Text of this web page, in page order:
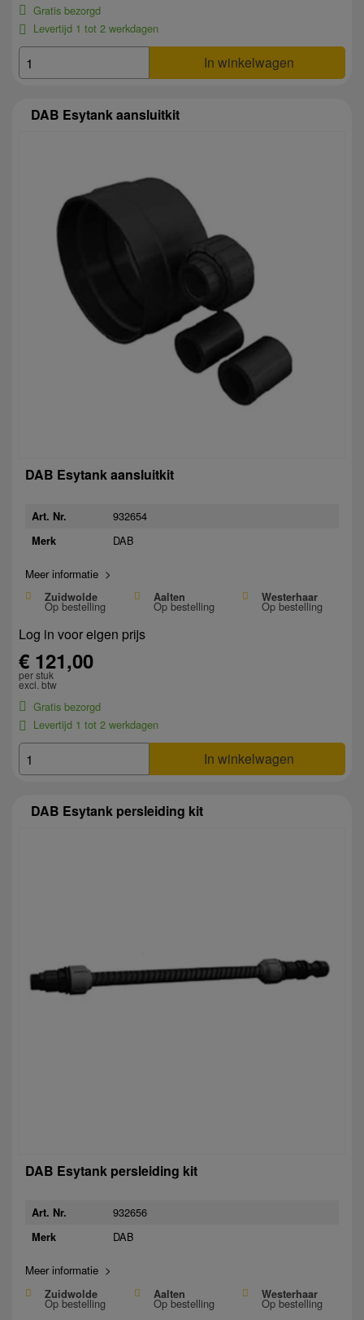
Gratis bezorgd
Levertijd 1 tot 2 werkdagen
In winkelwagen
DAB Esytank aansluitkit
DAB Esytank aansluitkit
Art. Nr. 932654
Merk DAB
Meer informatie >
Zuidwolde
Op bestelling
Aalten
Op bestelling
Westerhaar
Op bestelling
Log in voor eigen prijs
€ 121,00
per stuk
excl. btw
Gratis bezorgd
Levertijd 1 tot 2 werkdagen
In winkelwagen
DAB Esytank persleiding kit
DAB Esytank persleiding kit
Art. Nr. 932656
Merk DAB
Meer informatie >
Zuidwolde
Op bestelling
Aalten
Op bestelling
Westerhaar
Op bestelling